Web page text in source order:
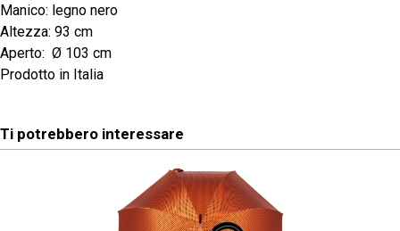
Manico: legno nero
Altezza: 93 cm
Aperto: Ø 103 cm
Prodotto in Italia
Ti potrebbero interessare